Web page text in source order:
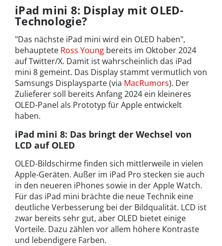
iPad mini 8: Display mit OLED-
Technologie?
"Das nächste iPad mini wird ein OLED haben",
behauptete Ross Young bereits im Oktober 2024
auf Twitter/X. Damit ist wahrscheinlich das iPad
mini 8 gemeint. Das Display stammt vermutlich von
Samsungs Displaysparte (via MacRumors). Der
Zulieferer soll bereits Anfang 2024 ein kleineres
OLED-Panel als Prototyp für Apple entwickelt
haben.
iPad mini 8: Das bringt der Wechsel von
LCD auf OLED
OLED-Bildschirme finden sich mittlerweile in vielen
Apple-Geräten. Außer im iPad Pro stecken sie auch
in den neueren iPhones sowie in der Apple Watch.
Für das iPad mini brächte die neue Technik eine
deutliche Verbesserung bei der Bildqualität. LCD ist
zwar bereits sehr gut, aber OLED bietet einige
Vorteile. Dazu zählen vor allem höhere Kontraste
und lebendigere Farben.